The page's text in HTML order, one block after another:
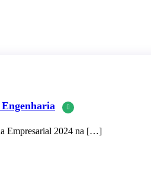
Empresarial 2024 na […]